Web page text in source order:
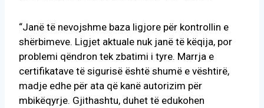
“Janë të nevojshme baza ligjore për kontrollin e
shërbimeve. Ligjet aktuale nuk janë të këqija, por
problemi qëndron tek zbatimi i tyre. Marrja e
certifikatave të sigurisë është shumë e vështirë,
madje edhe për ata që kanë autorizim për
mbikëqyrje. Gjithashtu, duhet të edukohen